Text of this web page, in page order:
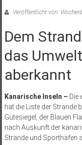
Veröffentlicht von:
Dem
das
aberkannt
Kanarische Inseln – Die
hat die Liste der Strände
Gütesiegel, der Blauen
nach Auskunft der
Strände und Sporthäfen